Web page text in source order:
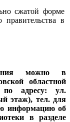
сжатой форме
правительства в
можно в
областной
по адресу: ул.
этаж), тел. для
информацию об
в разделе